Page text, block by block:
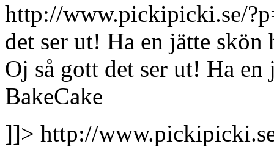
http://www.pickipicki.se/
det ser ut! Ha en jätte
Oj så gott det ser ut! Ha
BakeCake
]]> http://